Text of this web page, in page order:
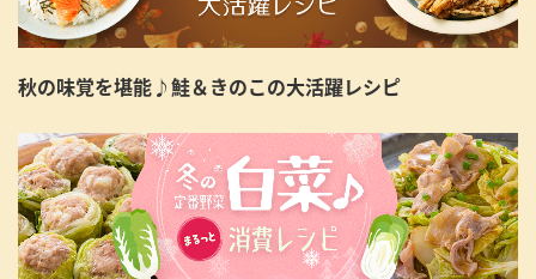
秋の味覚を堪能♪鮭＆きのこの大活躍レシピ